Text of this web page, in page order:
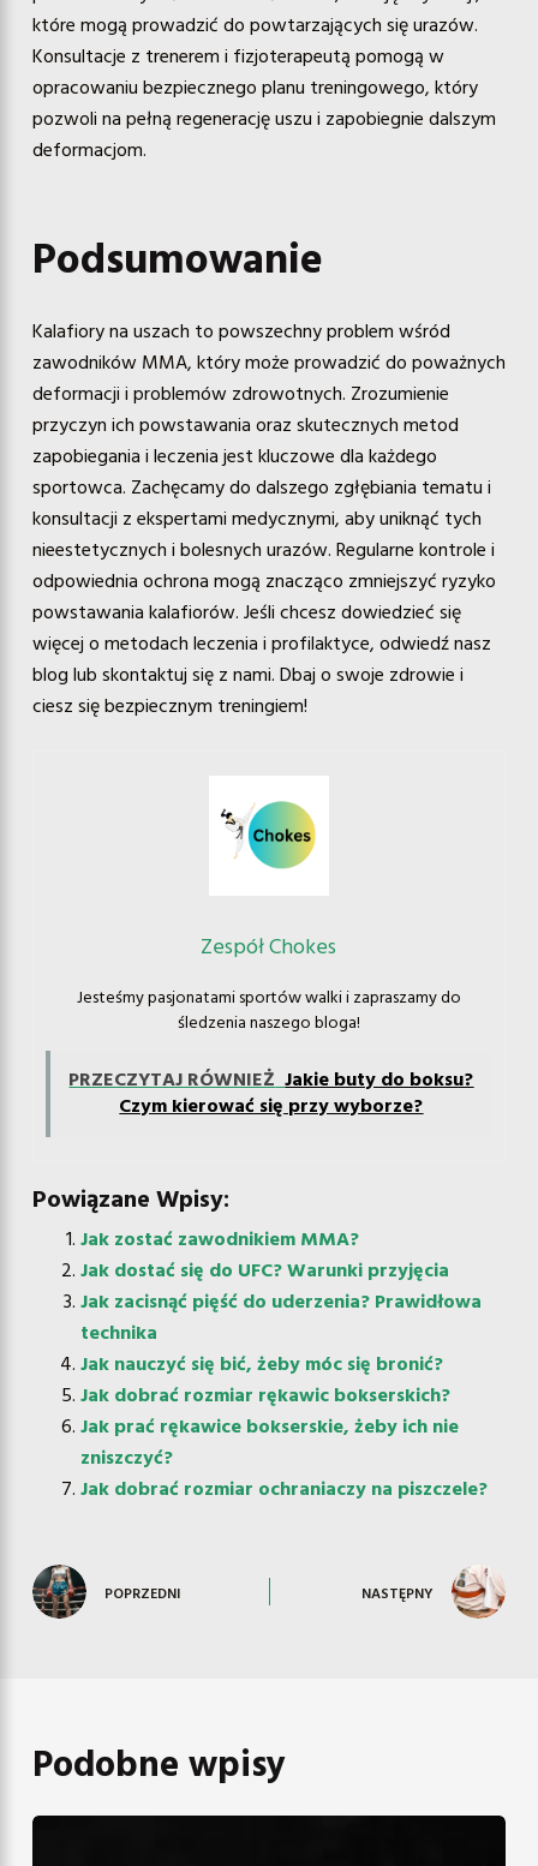
które mogą prowadzić do powtarzających się urazów.
Konsultacje z trenerem i fizjoterapeutą pomogą w
opracowaniu bezpiecznego planu treningowego, który
pozwoli na pełną regenerację uszu i zapobiegnie dalszym
deformacjom.
Podsumowanie
Kalafiory na uszach to powszechny problem wśród
zawodników MMA, który może prowadzić do poważnych
deformacji i problemów zdrowotnych. Zrozumienie
przyczyn ich powstawania oraz skutecznych metod
zapobiegania i leczenia jest kluczowe dla każdego
sportowca. Zachęcamy do dalszego zgłębiania tematu i
konsultacji z ekspertami medycznymi, aby uniknąć tych
nieestetycznych i bolesnych urazów. Regularne kontrole i
odpowiednia ochrona mogą znacząco zmniejszyć ryzyko
powstawania kalafiorów. Jeśli chcesz dowiedzieć się
więcej o metodach leczenia i profilaktyce, odwiedź nasz
blog lub skontaktuj się z nami. Dbaj o swoje zdrowie i
ciesz się bezpiecznym treningiem!
Zespół Chokes
Jesteśmy pasjonatami sportów walki i zapraszamy do
śledzenia naszego bloga!
PRZECZYTAJ RÓWNIEŻ Jakie buty do boksu?
Czym kierować się przy wyborze?
Powiązane Wpisy:
Jak zostać zawodnikiem MMA?
Jak dostać się do UFC? Warunki przyjęcia
Jak zacisnąć pięść do uderzenia? Prawidłowa
technika
Jak nauczyć się bić, żeby móc się bronić?
Jak dobrać rozmiar rękawic bokserskich?
Jak prać rękawice bokserskie, żeby ich nie
zniszczyć?
Jak dobrać rozmiar ochraniaczy na piszczele?
POPRZEDNI NASTĘPNY
Podobne wpisy